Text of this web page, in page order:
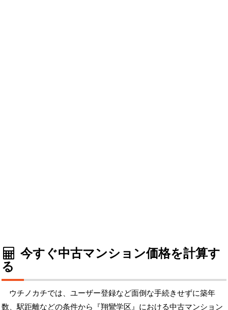
今すぐ中古マンション価格を計算す
る
ウチノカチでは、ユーザー登録など面倒な手続きせずに築年
数、駅距離などの条件から『翔鸞学区』における中古マンション